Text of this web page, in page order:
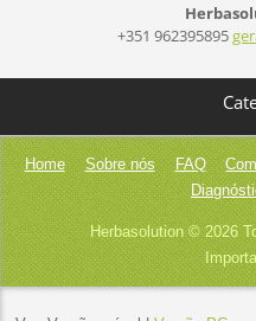
+351 962395895
Home Sobre nós FAQ
Herbasolution © 2026